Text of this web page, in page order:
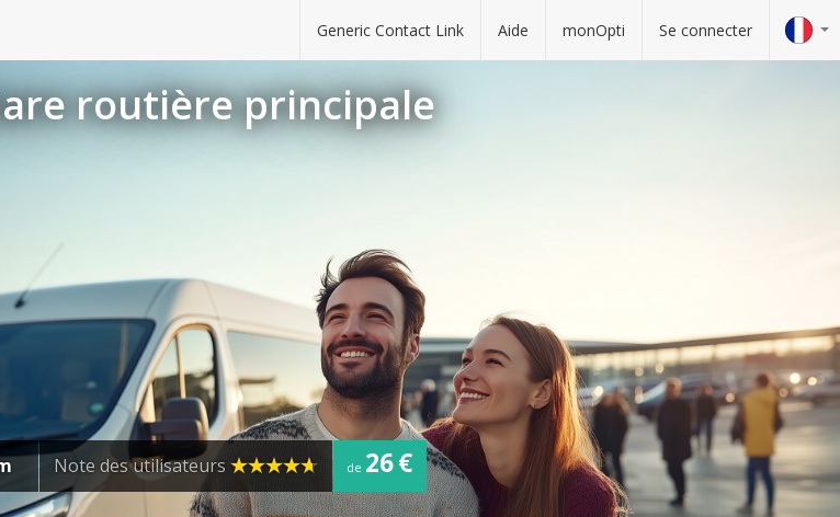
Generic Contact Link Aide monOpti Se connecter
routière principale
Note des utilisateurs de 26 €